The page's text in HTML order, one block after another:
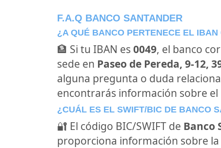
F.A.Q BANCO SANTANDER
¿A QUÉ BANCO PERTENECE EL IBAN
🏦 Si tu IBAN es 0049, el banco
sede en Paseo de Pereda, 9-12,
alguna pregunta o duda
encontrarás información sobre
¿CUÁL ES EL SWIFT/BIC DE BANCO
🔐 El código BIC/SWIFT de Banco
proporciona información sobre